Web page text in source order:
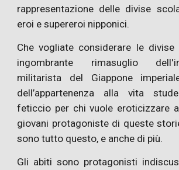
rappresentazione delle divise
eroi e supereroi nipponici.
Che vogliate considerare le divise
ingombrante rimasuglio
militarista del Giappone
dell’appartenenza alla vita
feticcio per chi vuole eroticizzare
giovani protagoniste di queste
sono tutto questo, e anche di più.
Gli abiti sono protagonisti